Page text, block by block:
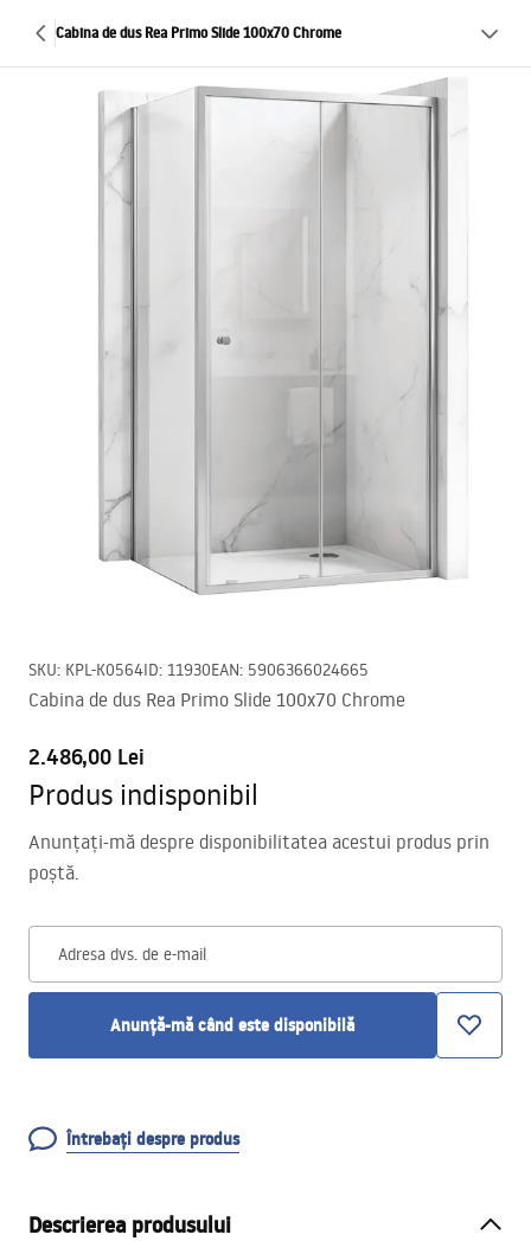
Cabina de dus Rea Primo Slide 100x70 Chrome
SKU: KPL-K0564ID: 11930EAN: 5906366024665
Cabina de dus Rea Primo Slide 100x70 Chrome
2.486,00 Lei
Produs indisponibil
Anunțați-mă despre disponibilitatea acestui produs prin
poștă.
Adresa dvs. de e-mail
Anunță-mă când este disponibilă
Întrebați despre produs
Descrierea produsului